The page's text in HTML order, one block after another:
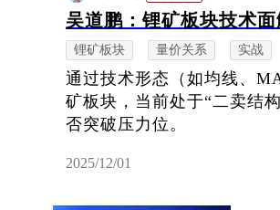
吴道鹏：锂矿板块技术
锂矿板块 量价关系 实战
通过技术形态（如均线、
矿板块，当前处于“二卖结
否突破压力位。
2025/12/01